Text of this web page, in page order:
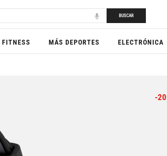
BUSCAR
FITNESS MÁS DEPORTES ELECTRÓNICA
-20